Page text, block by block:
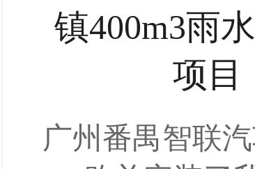
镇400m3雨
项目
广州番禺智联